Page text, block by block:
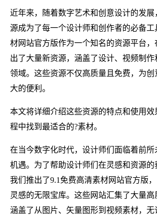
近年来，随着数字艺术和创意设计的发展
源成为了每一个设计师和创作者的必备工
材网站官方版作为一个知名的资源平台，
出了大量新资源，涵盖了设计、视频制
领域。这些资源不仅高质量且免费，为创
大的便利。
本文将详细介绍这些资源的特点和使用效
程中找到最适合的?素材。
在当今数字化时代，设计师们面临着前所
机遇。为了帮助设计师们在灵感和资源的
我们推出了9.1免费高清素材网站官方版
灵感的无限宝库。这些网站汇集了大量高
涵盖了从图片、矢量图形到视频素材，无